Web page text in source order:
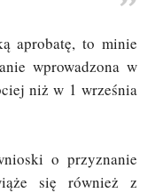
aprobatę, to minie
wprowadzona w
niż w 1 września
o przyznanie
się również z